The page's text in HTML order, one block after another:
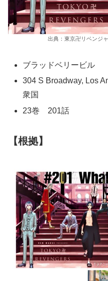
出典：東京卍リベンジ
ブラッドベリービル
304 S Broadway, Los
衆国
23巻 201話
【根拠】